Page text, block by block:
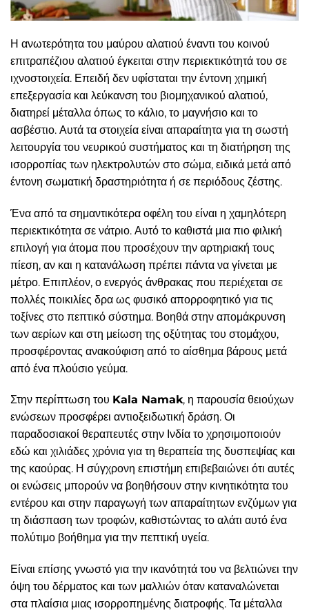
Η ανωτερότητα του μαύρου αλατιού έναντι του κοινού
επιτραπέζιου αλατιού έγκειται στην περιεκτικότητά του σε
ιχνοστοιχεία. Επειδή δεν υφίσταται την έντονη χημική
επεξεργασία και λεύκανση του βιομηχανικού αλατιού,
διατηρεί μέταλλα όπως το κάλιο, το μαγνήσιο και το
ασβέστιο. Αυτά τα στοιχεία είναι απαραίτητα για τη σωστή
λειτουργία του νευρικού συστήματος και τη διατήρηση της
ισορροπίας των ηλεκτρολυτών στο σώμα, ειδικά μετά από
έντονη σωματική δραστηριότητα ή σε περιόδους ζέστης.
Ένα από τα σημαντικότερα οφέλη του είναι η χαμηλότερη
περιεκτικότητα σε νάτριο. Αυτό το καθιστά μια πιο φιλική
επιλογή για άτομα που προσέχουν την αρτηριακή τους
πίεση, αν και η κατανάλωση πρέπει πάντα να γίνεται με
μέτρο. Επιπλέον, ο ενεργός άνθρακας που περιέχεται σε
πολλές ποικιλίες δρα ως φυσικό απορροφητικό για τις
τοξίνες στο πεπτικό σύστημα. Βοηθά στην απομάκρυνση
των αερίων και στη μείωση της οξύτητας του στομάχου,
προσφέροντας ανακούφιση από το αίσθημα βάρους μετά
από ένα πλούσιο γεύμα.
Στην περίπτωση του Kala Namak, η παρουσία θειούχων
ενώσεων προσφέρει αντιοξειδωτική δράση. Οι
παραδοσιακοί θεραπευτές στην Ινδία το χρησιμοποιούν
εδώ και χιλιάδες χρόνια για τη θεραπεία της δυσπεψίας και
της καούρας. Η σύγχρονη επιστήμη επιβεβαιώνει ότι αυτές
οι ενώσεις μπορούν να βοηθήσουν στην κινητικότητα του
εντέρου και στην παραγωγή των απαραίτητων ενζύμων για
τη διάσπαση των τροφών, καθιστώντας το αλάτι αυτό ένα
πολύτιμο βοήθημα για την πεπτική υγεία.
Είναι επίσης γνωστό για την ικανότητά του να βελτιώνει την
όψη του δέρματος και των μαλλιών όταν καταναλώνεται
στα πλαίσια μιας ισορροπημένης διατροφής. Τα μέταλλα